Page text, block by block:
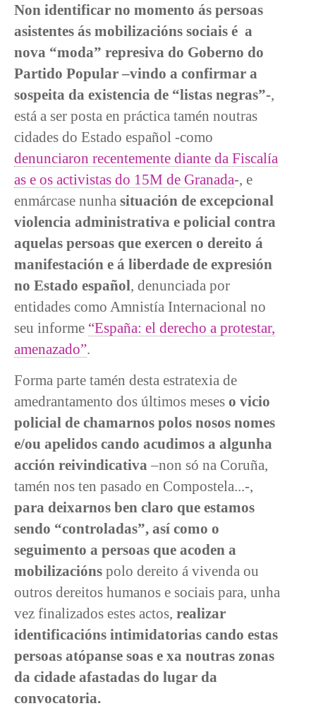
Non identificar no momento ás persoas
asistentes ás mobilizacións sociais é a
nova “moda” represiva do Goberno do
Partido Popular –vindo a confirmar a
sospeita da existencia de “listas negras”-,
está a ser posta en práctica tamén noutras
cidades do Estado español -como
denunciaron recentemente diante da Fiscalía
as e os activistas do 15M de Granada-, e
enmárcase nunha situación de excepcional
violencia administrativa e policial contra
aquelas persoas que exercen o dereito á
manifestación e á liberdade de expresión
no Estado español, denunciada por
entidades como Amnistía Internacional no
seu informe “España: el derecho a protestar,
amenazado”.
Forma parte tamén desta estratexia de
amedrantamento dos últimos meses o vicio
policial de chamarnos polos nosos nomes
e/ou apelidos cando acudimos a algunha
acción reivindicativa –non só na Coruña,
tamén nos ten pasado en Compostela...-,
para deixarnos ben claro que estamos
sendo “controladas”, así como o
seguimento a persoas que acoden a
mobilizacións polo dereito á vivenda ou
outros dereitos humanos e sociais para, unha
vez finalizados estes actos, realizar
identificacións intimidatorias cando estas
persoas atópanse soas e xa noutras zonas
da cidade afastadas do lugar da
convocatoria.